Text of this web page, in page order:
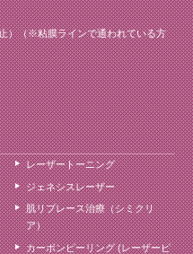
）（※粘膜ラインで通われている方
レーザートーニング
ジェネシスレーザー
肌リプレース治療（シミクリ
ア）
カーボンピーリング (レーザーピ